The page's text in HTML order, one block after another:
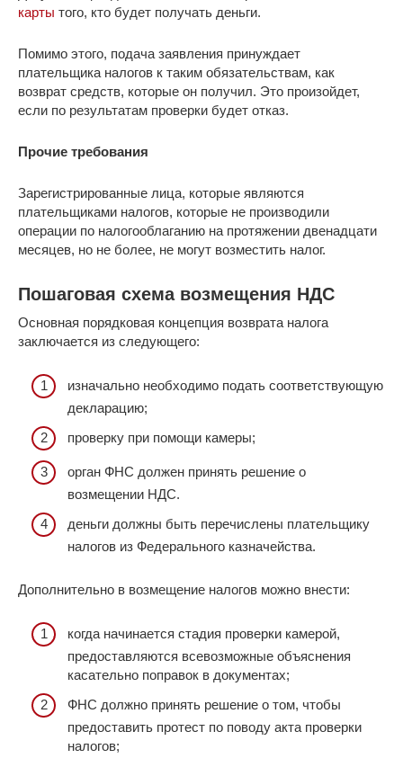
карты того, кто будет получать деньги.
Помимо этого, подача заявления принуждает
плательщика налогов к таким обязательствам, как
возврат средств, которые он получил. Это произойдет,
если по результатам проверки будет отказ.
Прочие требования
Зарегистрированные лица, которые являются
плательщиками налогов, которые не производили
операции по налогооблаганию на протяжении двенадцати
месяцев, но не более, не могут возместить налог.
Пошаговая схема возмещения НДС
Основная порядковая концепция возврата налога
заключается из следующего:
изначально необходимо подать соответствующую
декларацию;
проверку при помощи камеры;
орган ФНС должен принять решение о
возмещении НДС.
деньги должны быть перечислены плательщику
налогов из Федерального казначейства.
Дополнительно в возмещение налогов можно внести:
когда начинается стадия проверки камерой,
предоставляются всевозможные объяснения
касательно поправок в документах;
ФНС должно принять решение о том, чтобы
предоставить протест по поводу акта проверки
налогов;